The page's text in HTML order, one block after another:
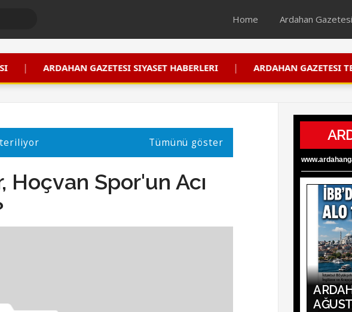
Home Ardahan Gazetesi
GAZETESI SIYASET HABERLERI | ARDAHAN GAZETESI TEMMUZ 2026
Tümünü göster
Hoçvan Spor'un Acı